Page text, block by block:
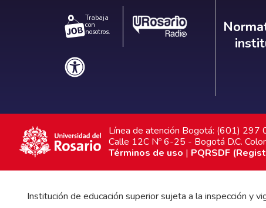
Trabaja
con
nosotros.
Línea de atención Bogotá: (601) 297
Calle 12C Nº 6-25 - Bogotá D.C.
Términos de uso | PQRSDF
Institución de educación superior sujeta a la inspección y